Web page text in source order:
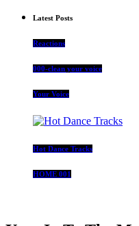
Latest Posts
Reactions
000-clean your voice
Your Voice
Hot Dance Tracks
HOME 001